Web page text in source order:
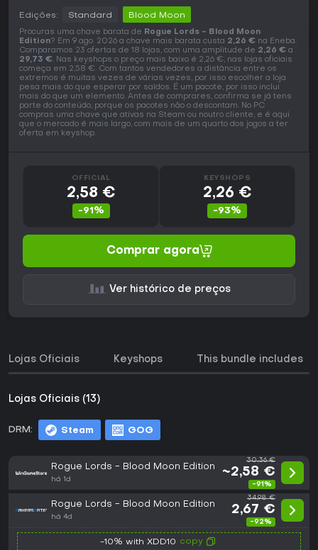
Edições: Standard Blood Moon
Procuras uma chave barata de Rogue Lords - Blood Moon
Edition? Em 9 ago. 2026 a chave mais barata custa 2,26 € na Eneba.
Comparamos 23 ofertas de 18 lojas, com uma amplitude de 2,26 € a
29,73 €. Nas keyshops o preço mais baixo é 2,26 €, nas lojas oficiais
começa em 2,58 €. Com tantos vendedores a distância entre os
extremos é muitas vezes de várias vezes, por isso escolher a loja
pesa mais do que esperar por saldos. É um pacote, por isso inclui
mais do que um elemento. Antes de comprares, confirma se já tens
parte do conteúdo, porque os pacotes não o descontam. No PC
compras uma chave que ativas na Steam ou noutro cliente, e é aqui
que o mercado é mais largo, com mais de um quarto dos jogos a ter
oferta em keyshop.
OFFICIAL
2,58 €
-91%
KEYSHOPS
2,26 €
-93%
Comprar agora
Ver histórico de preços
Lojas Oficiais Keyshops This bundle includes
Lojas Oficiais (13)
DRM: Steam GOG
Rogue Lords - Blood Moon Edition
há 1d
30,36 €
~2,58 €
-91%
Rogue Lords - Blood Moon Edition
há 4d
34,98 €
2,67 €
-92%
-10% with XDD10 copy